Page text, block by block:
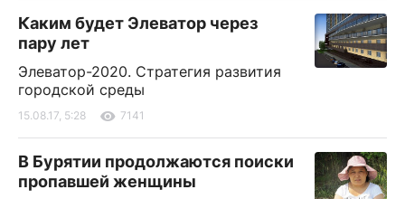
Каким будет Элеватор через
пару лет
Элеватор-2020. Стратегия развития
городской среды
15.08.17, 5:28 7141
В Бурятии продолжаются поиски
пропавшей женщины